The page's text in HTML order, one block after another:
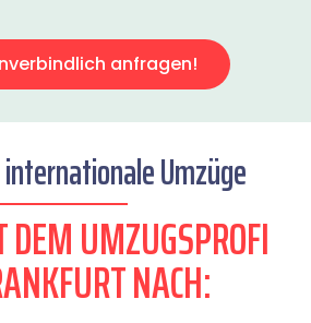
anfragen!
Umzüge
UMZUGSPROFI
NACH: